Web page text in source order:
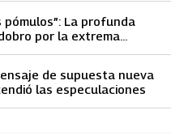
La profunda
por la extrema
de supuesta nueva
las especulaciones